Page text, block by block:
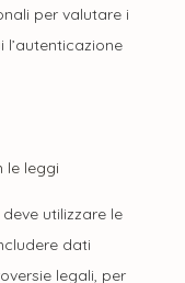
per valutare i
l’autenticazione
le leggi
utilizzare le
dati
legali, per